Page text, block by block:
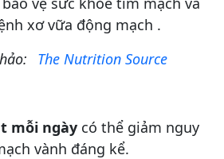
xơ vữa động mạch .
The Nutrition Source
mỗi ngày có thể giảm nguy
vành đáng kể.